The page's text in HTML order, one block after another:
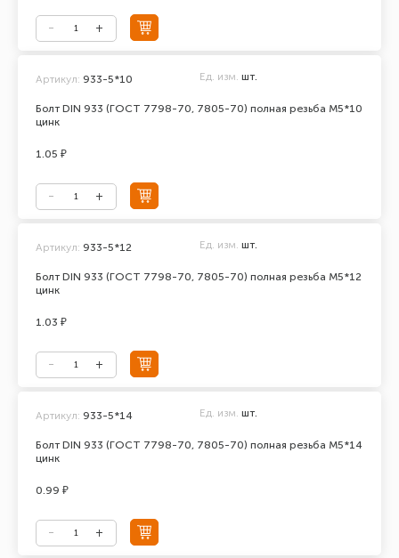
Болт DIN 933 (ГОСТ 7798-70, 7805-70) полная резьба М5*10
цинк
Артикул: 933-5*10 Ед. изм. шт.
1.05 ₽
Болт DIN 933 (ГОСТ 7798-70, 7805-70) полная резьба М5*12
цинк
Артикул: 933-5*12 Ед. изм. шт.
1.03 ₽
Болт DIN 933 (ГОСТ 7798-70, 7805-70) полная резьба М5*14
цинк
Артикул: 933-5*14 Ед. изм. шт.
0.99 ₽